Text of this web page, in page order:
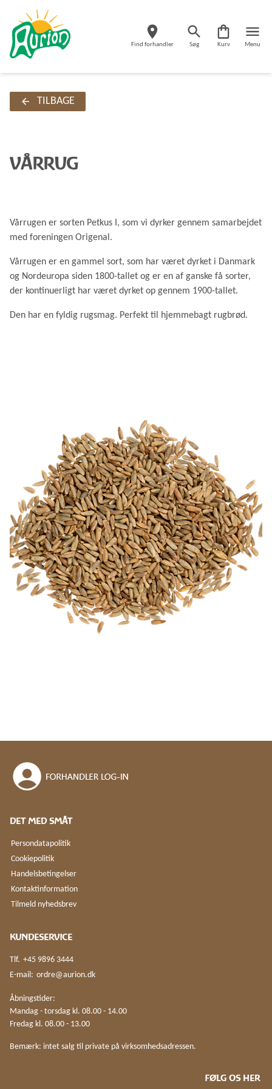
Find forhandler Søg Kurv Menu
TILBAGE
VÅRRUG
Vårrugen er sorten Petkus I, som vi dyrker gennem samarbejdet
med foreningen Origenal.
Vårrugen er en gammel sort, som har været dyrket i Danmark
og Nordeuropa siden 1800-tallet og er en af ganske få sorter,
der kontinuerligt har været dyrket op gennem 1900-tallet.
Den har en fyldig rugsmag. Perfekt til hjemmebagt rugbrød.
DET MED SMÅT
Persondatapolitik
Cookiepolitik
Handelsbetingelser
Kontaktinformation
Tilmeld nyhedsbrev
KUNDESERVICE
Tlf. +45 9896 3444
E-mail: ordre@aurion.dk
Åbningstider:
Mandag - torsdag kl. 08.00 - 14.00
Fredag kl. 08.00 - 13.00
Bemærk: intet salg til private på virksomhedsadressen.
FØLG OS HER